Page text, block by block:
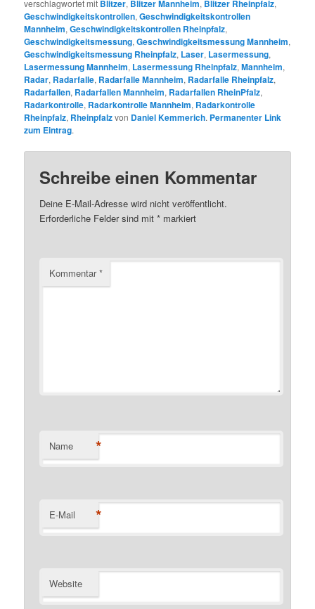
verschlagwortet mit Blitzer, Blitzer Mannheim, Blitzer Rheinpfalz,
Geschwindigkeitskontrollen,Geschwindigkeitskontrollen
Mannheim,Geschwindigkeitskontrollen Rheinpfalz,
Geschwindigkeitsmessung,Geschwindigkeitsmessung Mannheim,
Geschwindigkeitsmessung Rheinpfalz, Laser, Lasermessung,
Lasermessung Mannheim, Lasermessung Rheinpfalz,Mannheim,
Radar, Radarfalle, Radarfalle Mannheim, Radarfalle Rheinpfalz,
Radarfallen, Radarfallen Mannheim, Radarfallen RheinPfalz,
Radarkontrolle, Radarkontrolle Mannheim, Radarkontrolle
Rheinpfalz, Rheinpfalzvon Daniel Kemmerich. Permanenter Link
zum Eintrag.
Schreibe einen Kommentar
Deine E-Mail-Adresse wird nicht veröffentlicht.
Erforderliche Felder sind mit* markiert
Kommentar*
Name *
E-Mail *
Website